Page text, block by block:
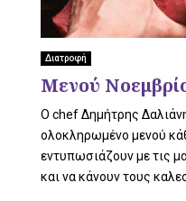
Διατροφή
Μενού
O chef Δημήτρης
ολοκληρωμένο μενού
εντυπωσιάζουν με τις
και να κάνουν τους